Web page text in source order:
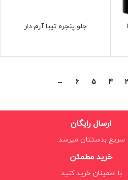
جلو پنجره تیبا آرم دار
4
5
6
→
ارسال رایگان
سریع بدستتان میرسد.
خرید مطمئن
با اطمینان خرید کنید.